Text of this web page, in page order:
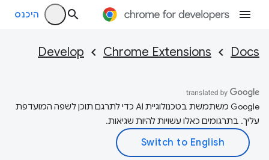
היכנס
Docs
Chrome Extensions
Develop
‫Google משתמשת בטכנולוגיית AI כדי לתרגם תוכן לשפה המועדפת
עליך. בתרגומים כאלו עשויות להיות שגיאות.